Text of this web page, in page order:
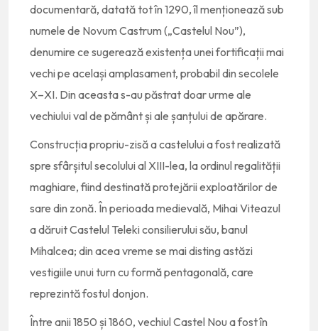
documentară, datată tot în 1290, îl menționează sub
numele de Novum Castrum („Castelul Nou”),
denumire ce sugerează existența unei fortificații mai
vechi pe același amplasament, probabil din secolele
X–XI. Din aceasta s-au păstrat doar urme ale
vechiului val de pământ și ale șanțului de apărare.
Construcția propriu-zisă a castelului a fost realizată
spre sfârșitul secolului al XIII-lea, la ordinul regalității
maghiare, fiind destinată protejării exploatărilor de
sare din zonă. În perioada medievală, Mihai Viteazul
a dăruit Castelul Teleki consilierului său, banul
Mihalcea; din acea vreme se mai disting astăzi
vestigiile unui turn cu formă pentagonală, care
reprezintă fostul donjon.
Între anii 1850 și 1860, vechiul Castel Nou a fost în